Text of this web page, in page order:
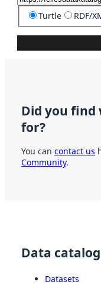
Turtle RDF/
Did you find
for?
You can contact us
Community.
Data
Datasets